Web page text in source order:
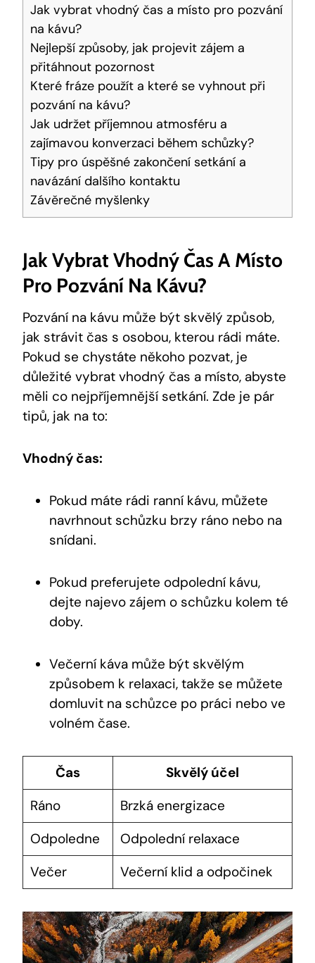
Jak vybrat vhodný čas a místo pro pozvání
na kávu?
Nejlepší způsoby, jak projevit zájem a
přitáhnout pozornost
Které fráze použít a které se vyhnout při
pozvání na kávu?
Jak udržet příjemnou atmosféru a
zajímavou konverzaci během schůzky?
Tipy pro úspěšné zakončení setkání a
navázání dalšího kontaktu
Závěrečné myšlenky
Jak Vybrat Vhodný Čas A Místo
Pro Pozvání Na Kávu?
Pozvání na kávu může být skvělý způsob,
jak strávit čas s osobou, kterou rádi máte.
Pokud se chystáte někoho pozvat, je
důležité vybrat vhodný čas a místo, abyste
měli co nejpříjemnější setkání. Zde je pár
tipů, jak na to:
Vhodný čas:
Pokud máte rádi ranní kávu, můžete
navrhnout schůzku brzy ráno nebo na
snídani.
Pokud preferujete odpolední kávu,
dejte najevo zájem o schůzku kolem té
doby.
Večerní káva může být skvělým
způsobem k relaxaci, takže se můžete
domluvit na schůzce po práci nebo ve
volném čase.
Čas
Skvělý účel
Ráno
Brzká energizace
Odpoledne
Odpolední relaxace
Večer
Večerní klid a odpočinek